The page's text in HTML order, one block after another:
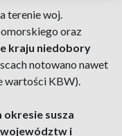
terenie woj.
oraz
kraju niedobory
notowano nawet
wartości KBW).
susza
województw i